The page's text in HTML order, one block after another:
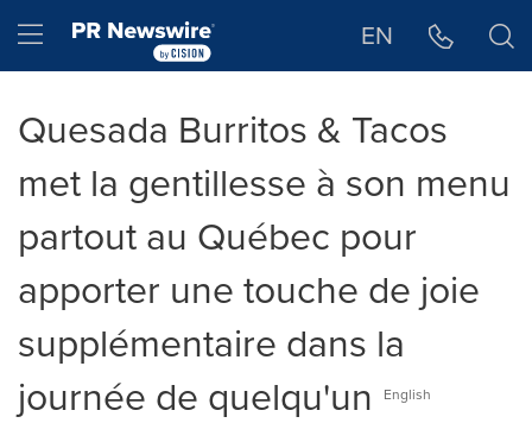
Hamburger menu EN
Quesada Burritos & Tacos
met la gentillesse à son menu
partout au Québec pour
apporter une touche de joie
supplémentaire dans la
journée de quelqu'un
English